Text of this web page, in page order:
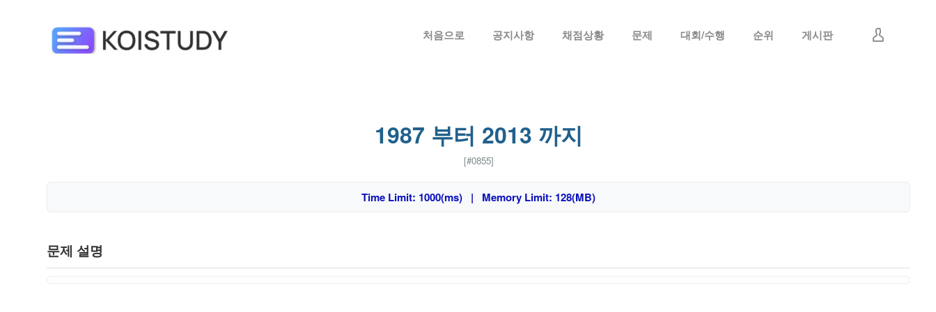
처음으로 공지사항 채점상황 문제 대회/수행 순위 게시판
1987 부터 2013 까지
[#0855]
Time Limit: 1000(ms) | Memory Limit: 128(MB)
문제 설명